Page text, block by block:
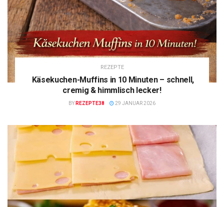
REZEPTE
Käsekuchen-Muffins in 10 Minuten – schnell,
cremig & himmlisch lecker!
BY REZEPTE38 29 JANUAR 2026